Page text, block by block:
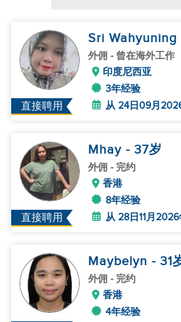
直接聘用
Sri Wahyuning
外佣 - 曾在海外工作
印度尼西亚
3年经验
从 24日09月
直接聘用
Mhay - 37岁
外佣 - 完约
香港
8年经验
从 28日11月
Maybelyn - 31
外佣 - 完约
香港
4年经验